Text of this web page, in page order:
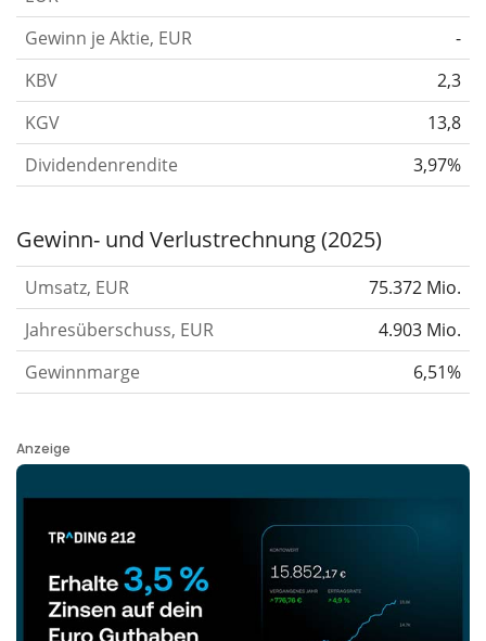
Transportinfrastrukturen und Energietransport in
Europa, Afrika, dem Mittleren Osten, Asien und den
amerikanischen Kontinenten. Der Hauptsitz des
Unternehmens befindet sich in Rueil Malmaison,
Frankreich.
Quelle: Facunda financial data GmbH
Gewinn je Aktie, EUR
-
KBV
2,3
KGV
13,8
Dividendenrendite
3,97%
Gewinn- und Verlustrechnung (2025)
Umsatz, EUR
75.372 Mio.
Jahresüberschuss, EUR
4.903 Mio.
Gewinnmarge
6,51%